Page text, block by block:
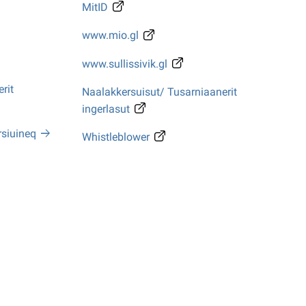
MitID
www.mio.gl
www.sullissivik.gl
Naalakkersuisut/ Tusarniaanerit
ingerlasut
Whistleblower